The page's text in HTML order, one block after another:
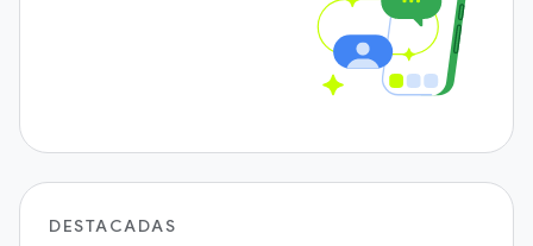
DESTACADAS